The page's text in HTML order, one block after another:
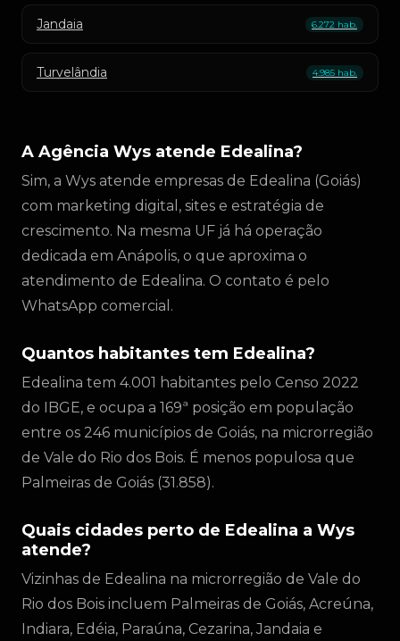
Jandaia 6.272 hab.
Turvelândia 4.985 hab.
A Agência Wys atende Edealina?
Sim, a Wys atende empresas de Edealina (Goiás)
com marketing digital, sites e estratégia de
crescimento. Na mesma UF já há operação
dedicada em Anápolis, o que aproxima o
atendimento de Edealina. O contato é pelo
WhatsApp comercial.
Quantos habitantes tem Edealina?
Edealina tem 4.001 habitantes pelo Censo 2022
do IBGE, e ocupa a 169ª posição em população
entre os 246 municípios de Goiás, na microrregião
de Vale do Rio dos Bois. É menos populosa que
Palmeiras de Goiás (31.858).
Quais cidades perto de Edealina a Wys
atende?
Vizinhas de Edealina na microrregião de Vale do
Rio dos Bois incluem Palmeiras de Goiás, Acreúna,
Indiara, Edéia, Paraúna, Cezarina, Jandaia e